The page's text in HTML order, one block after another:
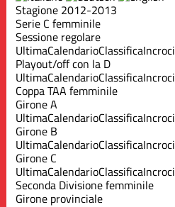
Stagione 2012-2013
Serie C femminile
Sessione regolare
UltimaCalendarioClassificaIncroci
Playout/off con la D
UltimaCalendarioClassificaIncroci
Coppa TAA femminile
Girone A
UltimaCalendarioClassificaIncroci
Girone B
UltimaCalendarioClassificaIncroci
Girone C
UltimaCalendarioClassificaIncroci
Seconda Divisione femminile
Girone provinciale